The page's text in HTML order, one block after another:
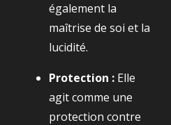
également la
maîtrise de soi et la
lucidité.
Protection : Elle
agit comme une
protection contre